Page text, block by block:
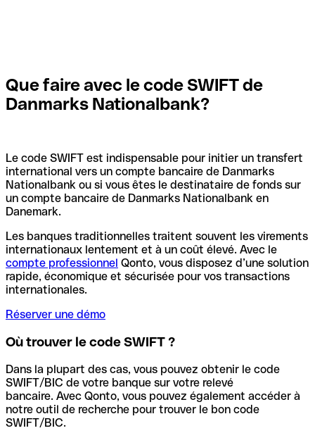
Que faire avec le code SWIFT de
Danmarks Nationalbank?
Le code SWIFT est indispensable pour initier un transfert
international vers un compte bancaire de Danmarks
Nationalbank ou si vous êtes le destinataire de fonds sur
un compte bancaire de Danmarks Nationalbank en
Danemark.
Les banques traditionnelles traitent souvent les virements
internationaux lentement et à un coût élevé. Avec le
compte professionnel Qonto, vous disposez d’une solution
rapide, économique et sécurisée pour vos transactions
internationales.
Réserver une démo
Où trouver le code SWIFT ?
Dans la plupart des cas, vous pouvez obtenir le code
SWIFT/BIC de votre banque sur votre relevé
bancaire. Avec Qonto, vous pouvez également accéder à
notre outil de recherche pour trouver le bon code
SWIFT/BIC.